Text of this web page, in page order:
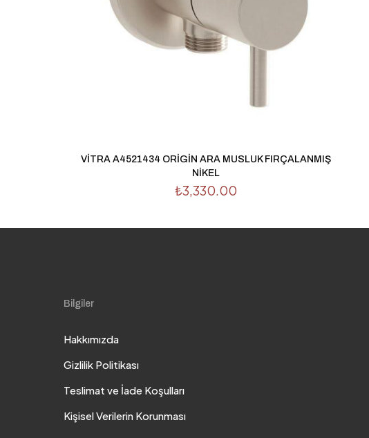
için adım, e-posta
VİTRA A4521434 ORİGİN ARA MUSLUK FIRÇALANMIŞ
NİKEL
₺3,330.00
Bilgiler
Hakkımızda
Gizlilik Politikası
Teslimat ve İade Koşulları
Kişisel Verilerin Korunması